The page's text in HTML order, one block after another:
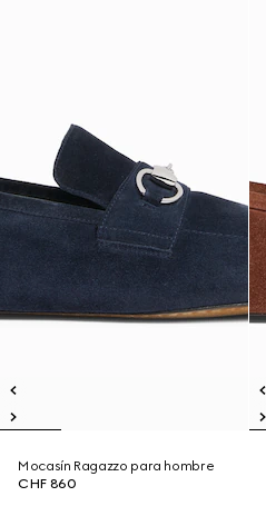
Mocasín Ragazzo para hombre
CHF 860